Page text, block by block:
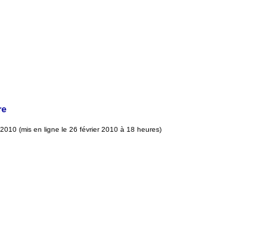
(mis en ligne le 26 février 2010 à 18 heures)